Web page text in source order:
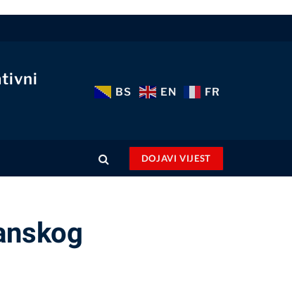
BS EN FR
DOJAVI VIJEST